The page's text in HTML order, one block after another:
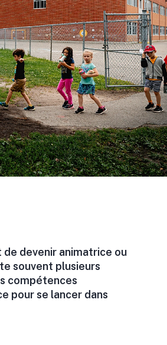
devenir animatrice ou
souvent plusieurs
compétences
pour se lancer dans